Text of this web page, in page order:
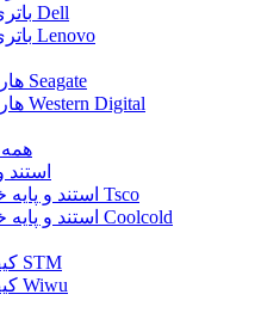
باتری لپ تاپ Dell
باتری لپ تاپ Lenovo
هارد لپ تاپ Seagate
هارد لپ تاپ Western Digital
همه
استند
استند و پایه خنک کننده Tsco
استند و پایه خنک کننده Coolcold
کیف و کوله STM
کیف و کوله Wiwu